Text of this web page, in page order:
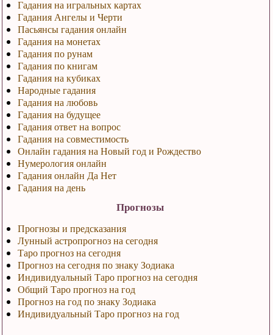
Гадания на игральных картах
Гадания Ангелы и Черти
Пасьянсы гадания онлайн
Гадания на монетах
Гадания по рунам
Гадания по книгам
Гадания на кубиках
Народные гадания
Гадания на любовь
Гадания на будущее
Гадания ответ на вопрос
Гадания на совместимость
Онлайн гадания на Новый год и Рождество
Нумерология онлайн
Гадания онлайн Да Нет
Гадания на день
Прогнозы
Прогнозы и предсказания
Лунный астропрогноз на сегодня
Таро прогноз на сегодня
Прогноз на сегодня по знаку Зодиака
Индивидуальный Таро прогноз на сегодня
Общий Таро прогноз на год
Прогноз на год по знаку Зодиака
Индивидуальный Таро прогноз на год